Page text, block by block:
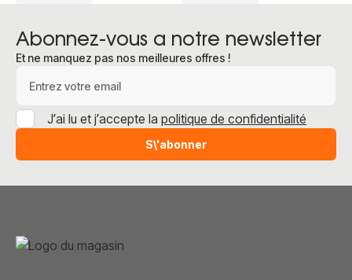
Abonnez-vous a notre newsletter
Et ne manquez pas nos meilleures offres !
S\'abonner
J’ai lu et j’accepte la politique de confidentialité